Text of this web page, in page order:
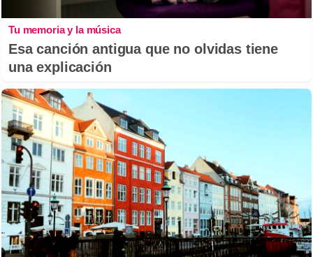
Tu memoria y la música
Esa canción antigua que no olvidas tiene
una explicación